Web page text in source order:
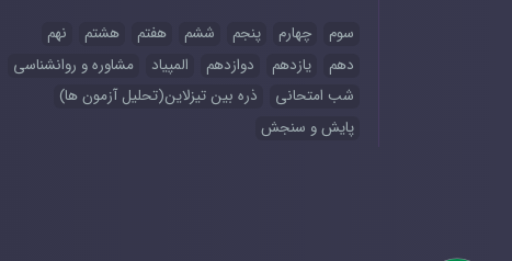
سوم چهارم پنجم ششم هفتم هشتم
نهم
دهم
یازدهم دوازدهم المپیاد
مشاوره و روانشناسی
شب امتحانی
ذره بین تیزلاین(تحلیل آزمون ها)
پایش و سنجش